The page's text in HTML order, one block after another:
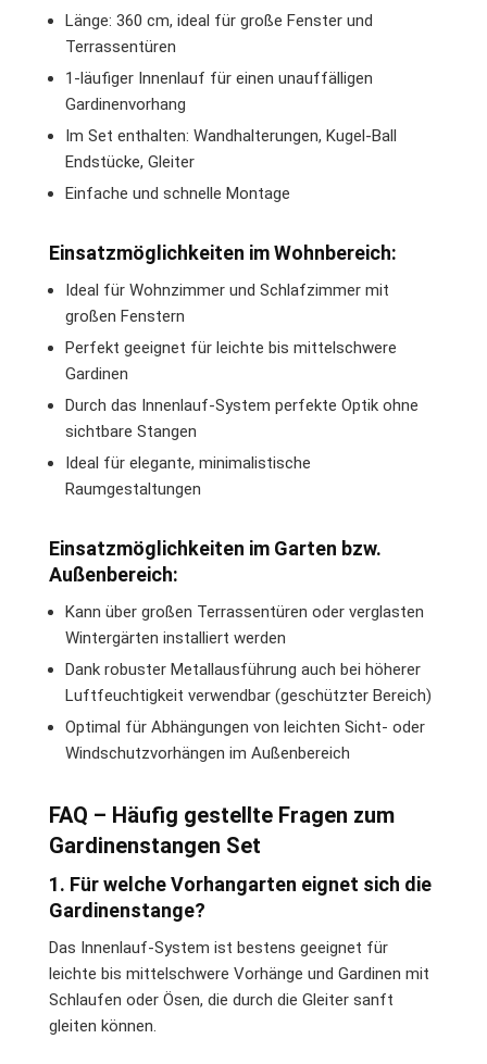
Länge: 360 cm, ideal für große Fenster und
Terrassentüren
1-läufiger Innenlauf für einen unauffälligen
Gardinenvorhang
Im Set enthalten: Wandhalterungen, Kugel-Ball
Endstücke, Gleiter
Einfache und schnelle Montage
Einsatzmöglichkeiten im Wohnbereich:
Ideal für Wohnzimmer und Schlafzimmer mit
großen Fenstern
Perfekt geeignet für leichte bis mittelschwere
Gardinen
Durch das Innenlauf-System perfekte Optik ohne
sichtbare Stangen
Ideal für elegante, minimalistische
Raumgestaltungen
Einsatzmöglichkeiten im Garten bzw.
Außenbereich:
Kann über großen Terrassentüren oder verglasten
Wintergärten installiert werden
Dank robuster Metallausführung auch bei höherer
Luftfeuchtigkeit verwendbar (geschützter Bereich)
Optimal für Abhängungen von leichten Sicht- oder
Windschutzvorhängen im Außenbereich
FAQ – Häufig gestellte Fragen zum
Gardinenstangen Set
1. Für welche Vorhangarten eignet sich die
Gardinenstange?
Das Innenlauf-System ist bestens geeignet für
leichte bis mittelschwere Vorhänge und Gardinen mit
Schlaufen oder Ösen, die durch die Gleiter sanft
gleiten können.